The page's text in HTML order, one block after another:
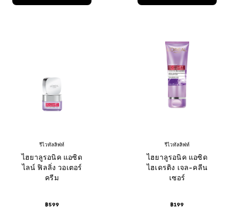
รีไวทัลลิฟท์
ไฮยาลูรอนิค แอซิด
ไลน์ ฟิลลิ่ง วอเตอร์
ครีม
฿599
รีไวทัลลิฟท์
ไฮยาลูรอนิค แอซิด
ไฮเดรติง เจล-คลีน
เซอร์
฿199